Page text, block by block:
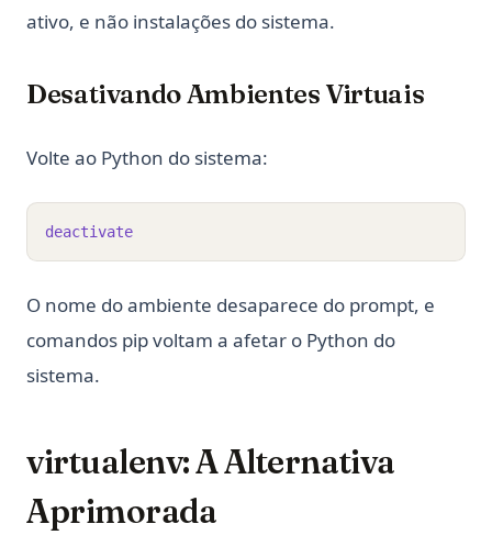
ativo, e não instalações do sistema.
Desativando Ambientes Virtuais
Volte ao Python do sistema:
deactivate
O nome do ambiente desaparece do prompt, e
comandos pip voltam a afetar o Python do
sistema.
virtualenv: A Alternativa
Aprimorada